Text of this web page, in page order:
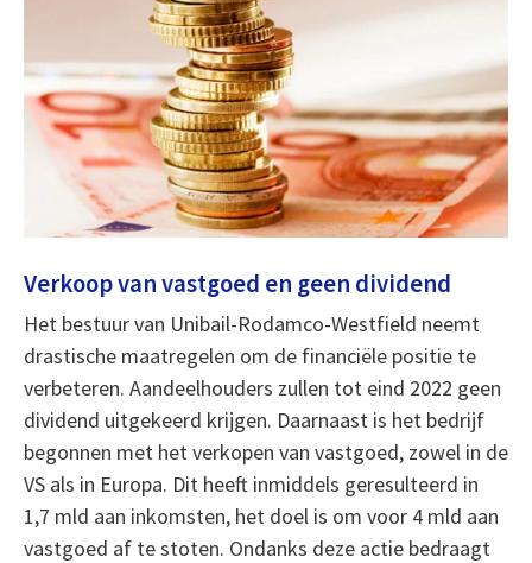
Verkoop van vastgoed en geen dividend
Het bestuur van Unibail-Rodamco-Westfield neemt
drastische maatregelen om de financiële positie te
verbeteren. Aandeelhouders zullen tot eind 2022 geen
dividend uitgekeerd krijgen. Daarnaast is het bedrijf
begonnen met het verkopen van vastgoed, zowel in de
VS als in Europa. Dit heeft inmiddels geresulteerd in
1,7 mld aan inkomsten, het doel is om voor 4 mld aan
vastgoed af te stoten. Ondanks deze actie bedraagt